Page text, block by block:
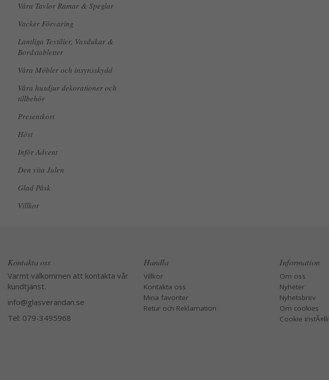
Våra Tavlor Ramar & Speglar
Vacker Förvaring
Lantliga Textilier, Vaxdukar &
Bordstabletter
Våra Möbler och insynsskydd
Våra husdjur dekorationer och
tillbehör
Presentkort
Höst
Inför Advent
Den vita Julen
Glad Påsk
Villkor
Kontakta oss
Varmt välkommen att kontakta vår
kundtjänst.
info@glasverandan.se
Tel: 079-3495968
Handla
Villkor
Kontakta oss
Mina favoriter
Retur och Reklamation
Information
Om oss
Nyheter
Nyhetsbrev
Om cookies
Cookie